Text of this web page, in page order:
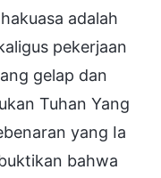
adalah
pekerjaan
gelap dan
Tuhan Yang
yang Ia
bahwa